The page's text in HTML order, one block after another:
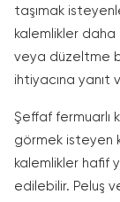
taşımak
kalemlikler
veya düzeltme
ihtiyacına yanıt
Şeffaf fermuarlı
görmek isteyen
kalemlikler hafif
edilebilir. Peluş